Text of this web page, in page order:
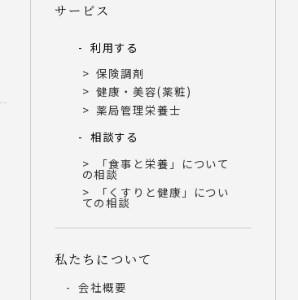
サービス
利用する
保険調剤
健康・美容(薬粧)
薬局管理栄養士
相談する
「食事と栄養」について
の相談
「くすりと健康」につい
ての相談
私たちについて
会社概要